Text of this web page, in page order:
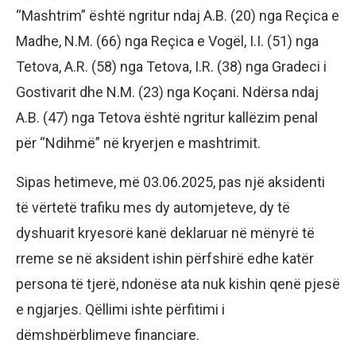
“Mashtrim” është ngritur ndaj A.B. (20) nga Reçica e
Madhe, N.M. (66) nga Reçica e Vogël, I.I. (51) nga
Tetova, A.R. (58) nga Tetova, I.R. (38) nga Gradeci i
Gostivarit dhe N.M. (23) nga Koçani. Ndërsa ndaj
A.B. (47) nga Tetova është ngritur kallëzim penal
për “Ndihmë” në kryerjen e mashtrimit.
Sipas hetimeve, më 03.06.2025, pas një aksidenti
të vërtetë trafiku mes dy automjeteve, dy të
dyshuarit kryesorë kanë deklaruar në mënyrë të
rreme se në aksident ishin përfshirë edhe katër
persona të tjerë, ndonëse ata nuk kishin qenë pjesë
e ngjarjes. Qëllimi ishte përfitimi i
dëmshpërblimeve financiare.